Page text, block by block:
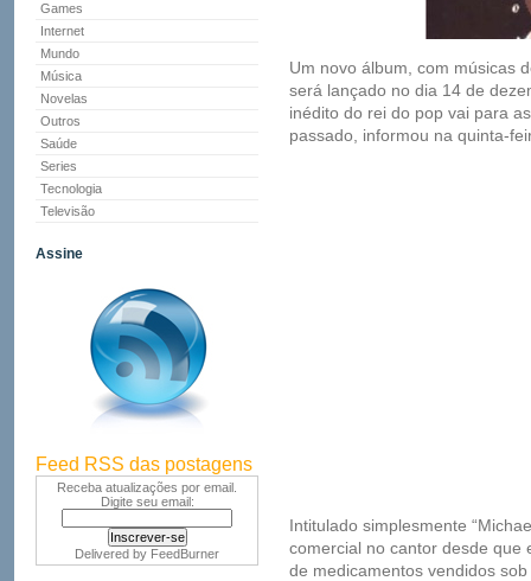
Games
Internet
Mundo
Música
Novelas
Outros
Saúde
Series
Tecnologia
Televisão
Assine
Feed RSS das postagens
Receba atualizações por email.
Digite seu email:
Delivered by FeedBurner
Um novo álbum, com músicas
será lançado no dia 14 de
inédito do rei do pop vai para
passado, informou na quinta-
Intitulado simplesmente
comercial no cantor desde que
de medicamentos vendidos